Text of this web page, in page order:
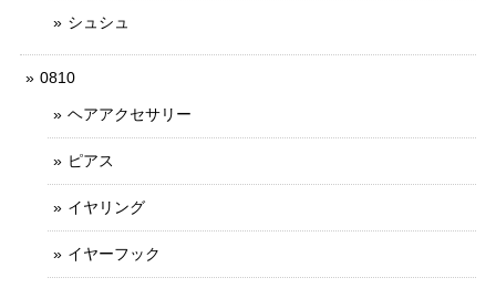
シュシュ
0810
ヘアアクセサリー
ピアス
イヤリング
イヤーフック